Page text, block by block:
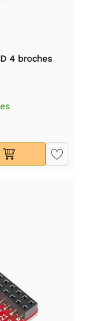
4 broches